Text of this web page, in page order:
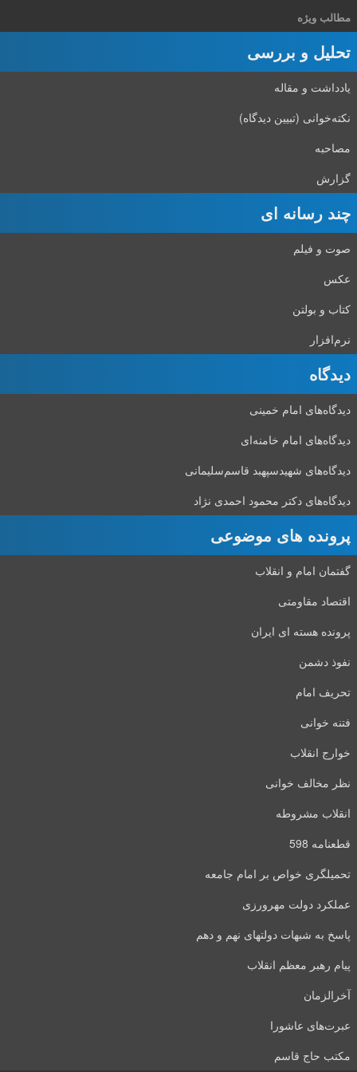
مطالب ویژه
تحلیل و بررسی
یادداشت و مقاله
نکته‌خوانی (تبیین دیدگاه)
مصاحبه
گزارش
چند رسانه ای
صوت و فیلم
عکس
کتاب و بولتن
نرم‌افزار
دیدگاه‌
دیدگاه‌های امام خمینی
دیدگاه‌های امام خامنه‌ای
دیدگاه‌های شهید‌سپهبد قاسم‌سلیمانی
دیدگاه‌های دکتر محمود احمدی نژاد
پرونده های موضوعی
گفتمان امام و انقلاب
اقتصاد مقاومتی
پرونده هسته ای ایران
نفوذ دشمن
تحریف امام
فتنه خوانی
خوارج انقلاب
نظر مخالف خوانی
انقلاب مشروطه
قطعنامه 598
تحمیلگری خواص بر امام جامعه
عملکرد دولت مهرورزی
پاسخ به شبهات دولتهای نهم و دهم
پیام رهبر معظم انقلاب
آخرالزمان
عبرت‌های عاشورا
مکتب حاج قاسم